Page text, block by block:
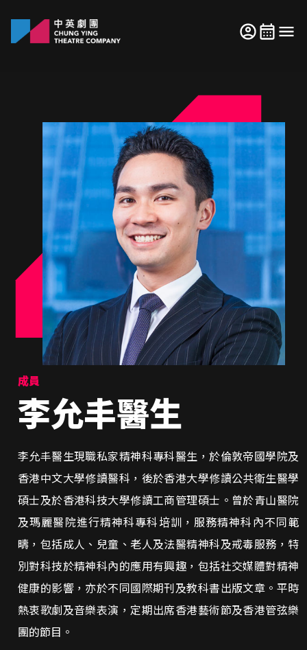
成員
李允丰醫生
李允丰醫生現職私家精神科專科醫生，於倫敦帝國學院及
香港中文大學修讀醫科，後於香港大學修讀公共衛生醫學
碩士及於香港科技大學修讀工商管理碩士。曾於青山醫院
及瑪麗醫院進行精神科專科培訓，服務精神科內不同範
疇，包括成人、兒童、老人及法醫精神科及戒毒服務，特
別對科技於精神科內的應用有興趣，包括社交媒體對精神
健康的影響，亦於不同國際期刊及教科書出版文章。平時
熱衷歌劇及音樂表演，定期出席香港藝術節及香港管弦樂
團的節目。